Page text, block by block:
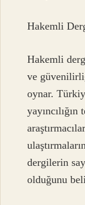
Hakemli
Hakemli
ve
oynar.
dergilerin
olduğunu